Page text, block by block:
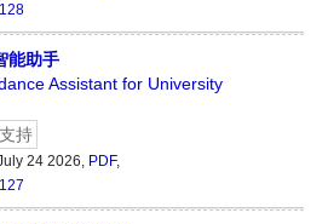
能助手
Assistant for University
持
24 2026, PDF,